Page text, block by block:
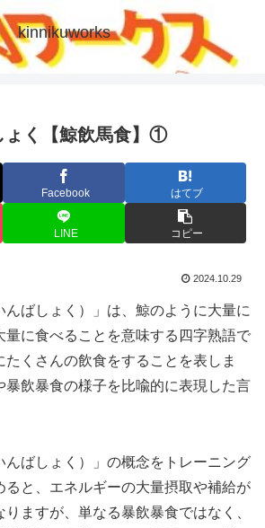
kinnikuworks
ょく【鯨飲馬食】①
Facebook はてブ
LINE コピー
2024.10.29
んばしょく）」は、鯨のように大量に
量に食べることを意味する四字熟語で
くさんの飲食をすることを表しま
暴飲暴食の様子を比喩的に表現した言
んばしょく）」の概念をトレーニング
ると、エネルギーの大量摂取や補給が
ますが、単なる暴飲暴食ではなく、